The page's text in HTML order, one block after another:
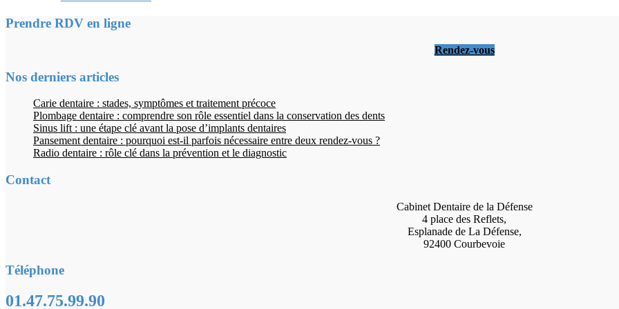
Prendre RDV en ligne
Rendez-vous
Nos derniers articles
Carie dentaire : stades, symptômes et traitement précoce
Plombage dentaire : comprendre son rôle essentiel dans la conservation des dents
Sinus lift : une étape clé avant la pose d’implants dentaires
Pansement dentaire : pourquoi est-il parfois nécessaire entre deux rendez-vous ?
Radio dentaire : rôle clé dans la prévention et le diagnostic
Contact
Cabinet Dentaire de la Défense
4 place des Reflets,
Esplanade de La Défense,
92400 Courbevoie
Téléphone
01.47.75.99.90